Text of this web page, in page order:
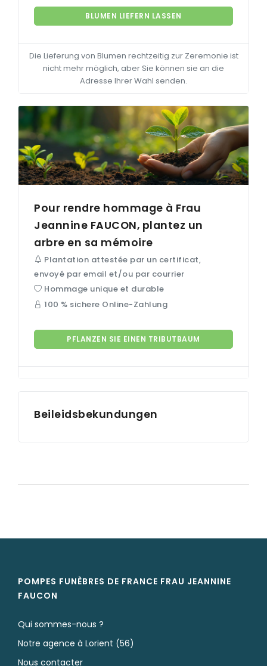
BLUMEN LIEFERN LASSEN
Die Lieferung von Blumen rechtzeitig zur Zeremonie ist
nicht mehr möglich, aber Sie können sie an die
Adresse Ihrer Wahl senden.
Pour rendre hommage à Frau
Jeannine FAUCON, plantez un
arbre en sa mémoire
Plantation attestée par un certificat,
envoyé par email et/ou par courrier
Hommage unique et durable
100 % sichere Online-Zahlung
PFLANZEN SIE EINEN TRIBUTBAUM
Beileidsbekundungen
POMPES FUNÈBRES DE FRANCE FRAU JEANNINE
FAUCON
Qui sommes-nous ?
Notre agence à Lorient (56)
Nous contacter